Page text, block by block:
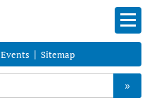
Events | Sitemap
»